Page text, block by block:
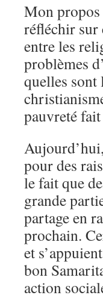
Mon propos
réfléchir sur
entre les
problèmes
quelles sont
pauvreté
pour des
le fait que
grande
partage en
prochain.
et
bon
action